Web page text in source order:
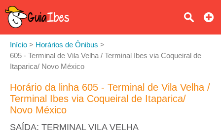
Início > Horários de Ônibus >
605 - Terminal de Vila Velha / Terminal Ibes via Coqueiral de
Itaparica/ Novo México
Horário da linha 605 - Terminal de Vila Velha /
Terminal Ibes via Coqueiral de Itaparica/
Novo México
SAÍDA: TERMINAL VILA VELHA